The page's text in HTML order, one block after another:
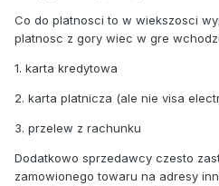
Co do platnosci to w wiekszosci
platnosc z gory wiec w gre
1. karta kredytowa
2. karta platnicza (ale nie visa
3. przelew z rachunku
Dodatkowo sprzedawcy czesto
zamowionego towaru na adresy